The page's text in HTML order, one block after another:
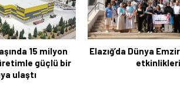
kursuna yazıldı
15 milyon
güçlü bir
ulaştı
Elazığ’da Dünya
etkinlikleri